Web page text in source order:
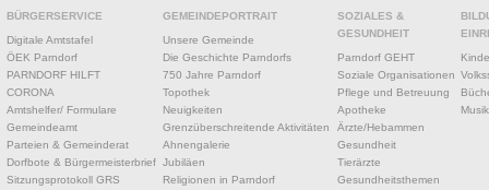
BÜRGERSERVICE
Digitale Amtstafel
ÖEK Parndorf
PARNDORF HILFT
CORONA
Amtshelfer/ Formulare
Gemeindeamt
Parteien & Gemeinderat
Dorfbote & Bürgermeisterbrief
Sitzungsprotokoll GRS
GEMEINDEPORTRAIT
Unsere Gemeinde
Die Geschichte Parndorfs
750 Jahre Parndorf
Topothek
Neuigkeiten
Grenzüberschreitende Aktivitäten
Ahnengalerie
Jubiläen
Religionen in Parndorf
SOZIALES &
GESUNDHEIT
Parndorf GEHT
Soziale Organisationen
Pflege und Betreuung
Apotheke
Ärzte/Hebammen
Gesundheit
Tierärzte
Gesundheitsthemen